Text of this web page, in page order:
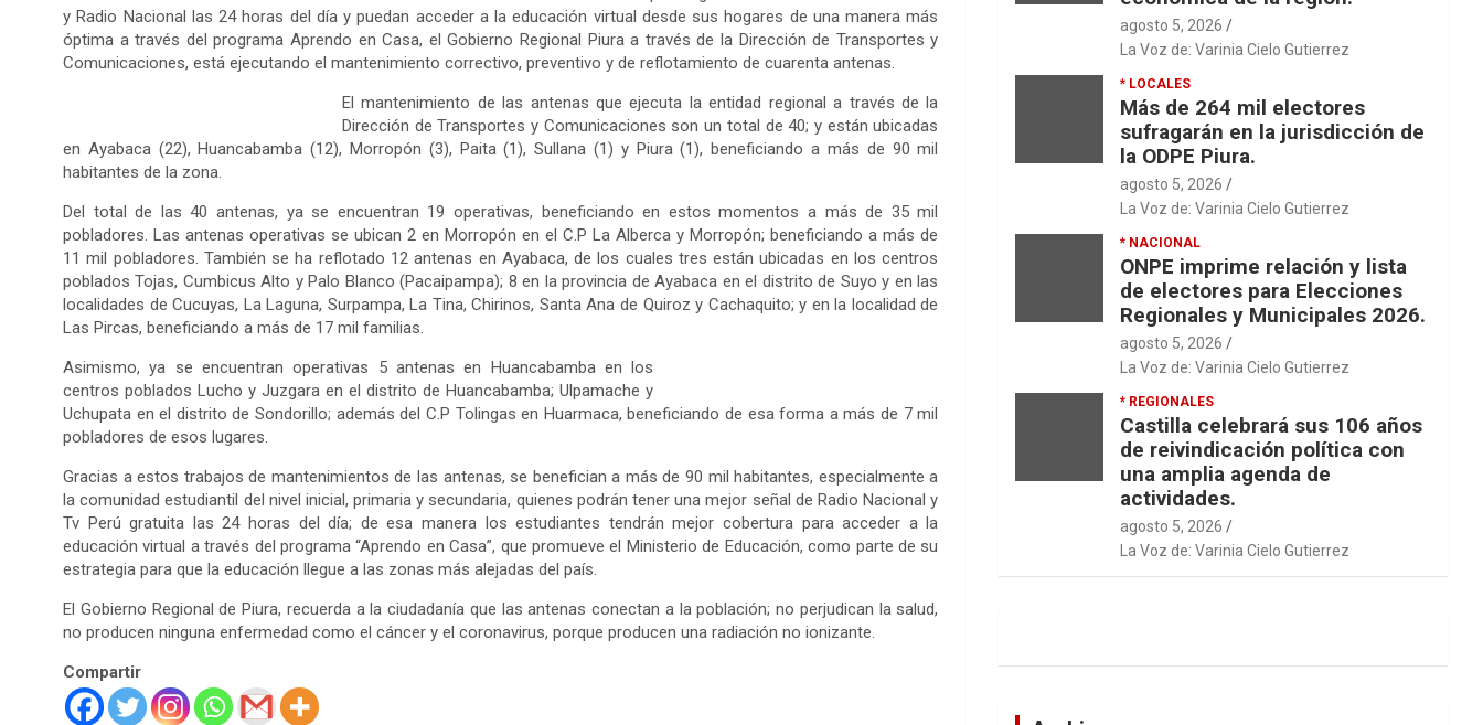
y Radio Nacional las 24 horas del día y puedan acceder a la educación virtual desde sus hogares de una manera más
óptima a través del programa Aprendo en Casa, el Gobierno Regional Piura a través de la Dirección de Transportes y
Comunicaciones, está ejecutando el mantenimiento correctivo, preventivo y de reflotamiento de cuarenta antenas.
El mantenimiento de las antenas que ejecuta la entidad regional a través de la
Dirección de Transportes y Comunicaciones son un total de 40; y están ubicadas
en Ayabaca (22), Huancabamba (12), Morropón (3), Paita (1), Sullana (1) y Piura (1), beneficiando a más de 90 mil
habitantes de la zona.
Del total de las 40 antenas, ya se encuentran 19 operativas, beneficiando en estos momentos a más de 35 mil
pobladores. Las antenas operativas se ubican 2 en Morropón en el C.P La Alberca y Morropón; beneficiando a más de
11 mil pobladores. También se ha reflotado 12 antenas en Ayabaca, de los cuales tres están ubicadas en los centros
poblados Tojas, Cumbicus Alto y Palo Blanco (Pacaipampa); 8 en la provincia de Ayabaca en el distrito de Suyo y en las
localidades de Cucuyas, La Laguna, Surpampa, La Tina, Chirinos, Santa Ana de Quiroz y Cachaquito; y en la localidad de
Las Pircas, beneficiando a más de 17 mil familias.
Asimismo, ya se encuentran operativas 5 antenas en Huancabamba en los
centros poblados Lucho y Juzgara en el distrito de Huancabamba; Ulpamache y
Uchupata en el distrito de Sondorillo; además del C.P Tolingas en Huarmaca, beneficiando de esa forma a más de 7 mil
pobladores de esos lugares.
Gracias a estos trabajos de mantenimientos de las antenas, se benefician a más de 90 mil habitantes, especialmente a
la comunidad estudiantil del nivel inicial, primaria y secundaria, quienes podrán tener una mejor señal de Radio Nacional y
Tv Perú gratuita las 24 horas del día; de esa manera los estudiantes tendrán mejor cobertura para acceder a la
educación virtual a través del programa “Aprendo en Casa”, que promueve el Ministerio de Educación, como parte de su
estrategia para que la educación llegue a las zonas más alejadas del país.
El Gobierno Regional de Piura, recuerda a la ciudadanía que las antenas conectan a la población; no perjudican la salud,
no producen ninguna enfermedad como el cáncer y el coronavirus, porque producen una radiación no ionizante.
Compartir
agosto 5, 2026
La Voz de: Varinia Cielo Gutierrez
* LOCALES
Más de 264 mil electores
sufragarán en la jurisdicción de
la ODPE Piura.
agosto 5, 2026
La Voz de: Varinia Cielo Gutierrez
* NACIONAL
ONPE imprime relación y lista
de electores para Elecciones
Regionales y Municipales 2026.
agosto 5, 2026
La Voz de: Varinia Cielo Gutierrez
* REGIONALES
Castilla celebrará sus 106 años
de reivindicación política con
una amplia agenda de
actividades.
agosto 5, 2026
La Voz de: Varinia Cielo Gutierrez